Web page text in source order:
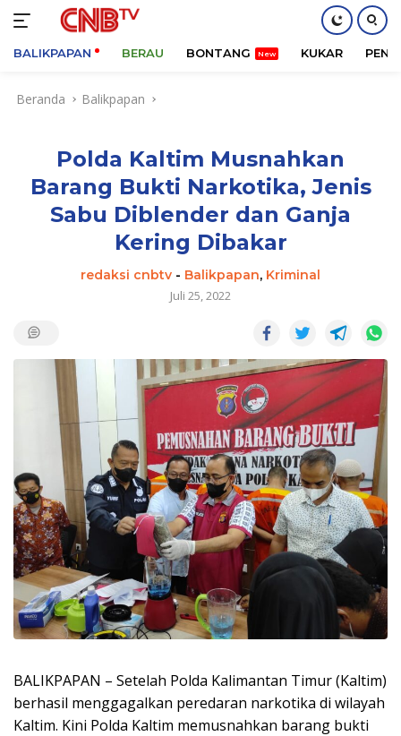
BALIKPAPAN BERAU BONTANG KUKAR
Beranda Balikpapan
Polda Kaltim Musnahkan
Barang Bukti Narkotika, Jenis
Sabu Diblender dan Ganja
Kering Dibakar
redaksi cnbtv - Balikpapan, Kriminal
Juli 25, 2022
BALIKPAPAN – Setelah Polda Kalimantan Timur (Kaltim)
berhasil menggagalkan peredaran narkotika di wilayah
Kaltim. Kini Polda Kaltim memusnahkan barang bukti